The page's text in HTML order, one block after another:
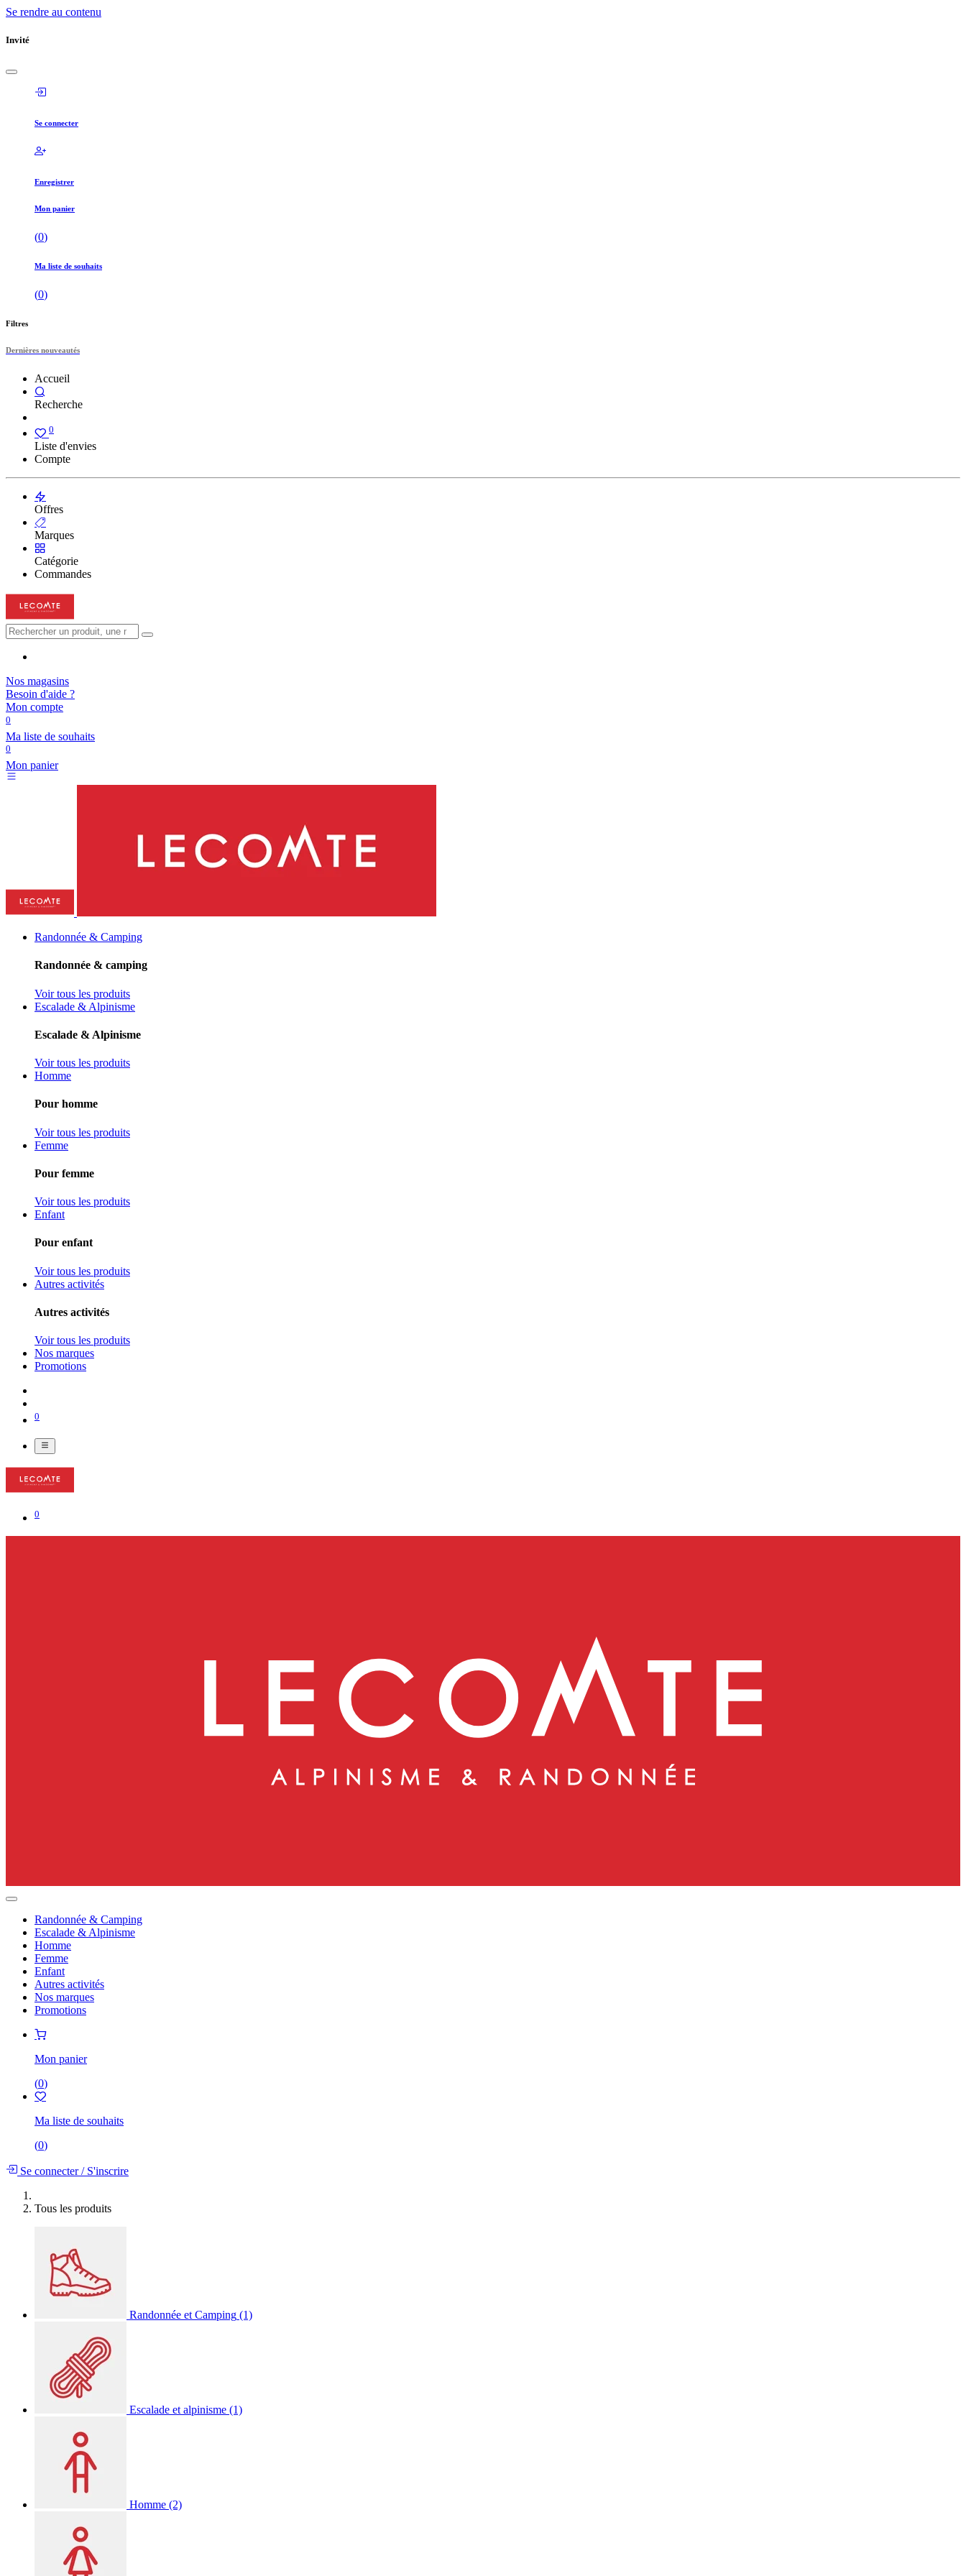
Se rendre au contenu
Invité
Se connecter
Enregistrer
Mon panier
(0)
Ma liste de souhaits
(0)
Filtres
Dernières nouveautés
Accueil
Recherche
0
Liste d'envies
Compte
Offres
Marques
Catégorie
Commandes
Nos magasins
Besoin d'aide ?
Mon compte
0
Ma liste de souhaits
0
Mon panier
Randonnée & Camping
Randonnée & camping
Voir tous les produits
Escalade & Alpinisme
Escalade & Alpinisme
Voir tous les produits
Homme
Pour homme
Voir tous les produits
Femme
Pour femme
Voir tous les produits
Enfant
Pour enfant
Voir tous les produits
Autres activités
Autres activités
Voir tous les produits
Nos marques
Promotions
0
0
Randonnée & Camping
Escalade & Alpinisme
Homme
Femme
Enfant
Autres activités
Nos marques
Promotions
Mon panier
(0)
Ma liste de souhaits
(0)
Se connecter/S'inscrire
Tous les produits
Randonnée et Camping (1)
Escalade et alpinisme (1)
Homme (2)